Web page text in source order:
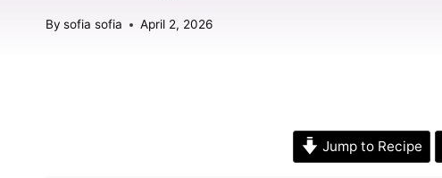
By sofia sofia April 2, 2026
Jump to Recipe